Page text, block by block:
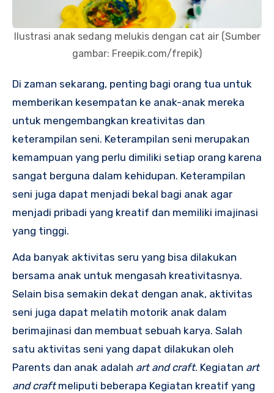
Ilustrasi anak sedang melukis dengan cat air (Sumber
gambar: Freepik.com/frepik)
Di zaman sekarang, penting bagi orang tua untuk
memberikan kesempatan ke anak-anak mereka
untuk mengembangkan kreativitas dan
keterampilan seni. Keterampilan seni merupakan
kemampuan yang perlu dimiliki setiap orang karena
sangat berguna dalam kehidupan. Keterampilan
seni juga dapat menjadi bekal bagi anak agar
menjadi pribadi yang kreatif dan memiliki imajinasi
yang tinggi.
Ada banyak aktivitas seru yang bisa dilakukan
bersama anak untuk mengasah kreativitasnya.
Selain bisa semakin dekat dengan anak, aktivitas
seni juga dapat melatih motorik anak dalam
berimajinasi dan membuat sebuah karya. Salah
satu aktivitas seni yang dapat dilakukan oleh
Parents dan anak adalah art and craft. Kegiatan art
and craftmeliputi beberapa Kegiatan kreatif yang